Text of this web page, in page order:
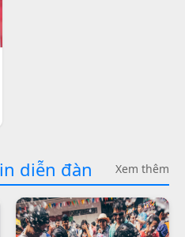
diễn đàn Xem thêm